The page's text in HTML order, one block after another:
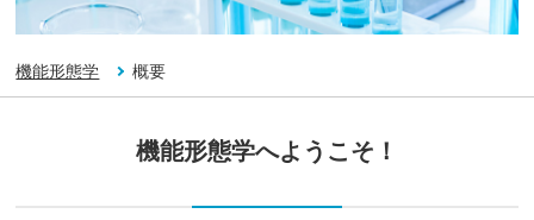
機能形態学 概要
機能形態学へようこそ！